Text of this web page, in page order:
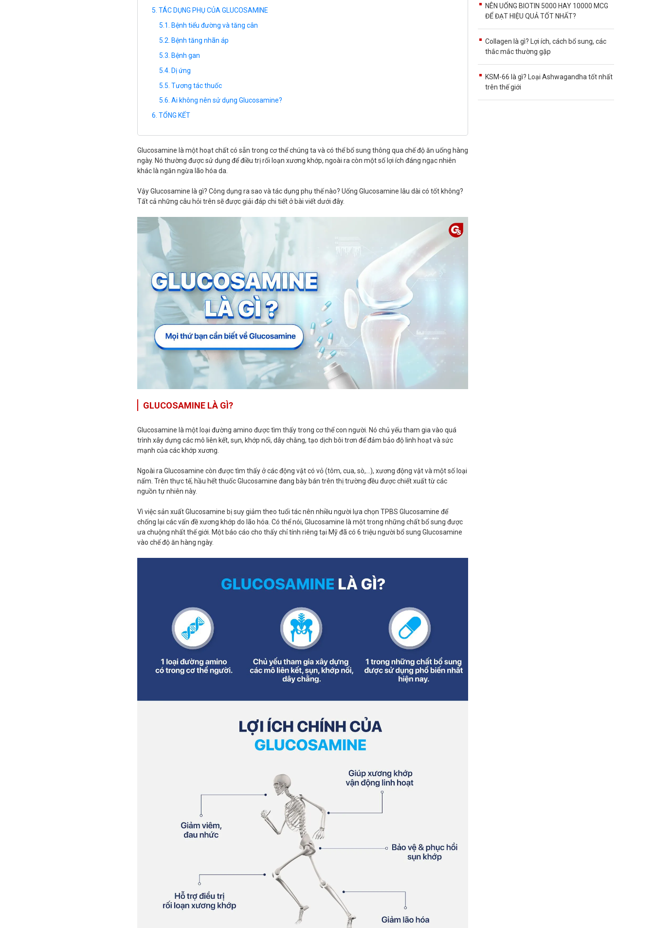
TÁC DỤNG PHỤ CỦA GLUCOSAMINE
Bệnh tiểu đường và tăng cân
Bệnh tăng nhãn áp
Bệnh gan
Dị ứng
Tương tác thuốc
Ai không nên sử dụng Glucosamine?
TỔNG KẾT
Glucosamine là một hoạt chất có sẵn trong cơ thể chúng ta và có thể bổ sung thông qua chế độ ăn uống hàng
ngày. Nó thường được sử dụng để điều trị rối loạn xương khớp, ngoài ra còn một số lợi ích đáng ngạc nhiên
khác là ngăn ngừa lão hóa da.
Vậy Glucosamine là gì? Công dụng ra sao và tác dụng phụ thế nào? Uống Glucosamine lâu dài có tốt không?
Tất cả những câu hỏi trên sẽ được giải đáp chi tiết ở bài viết dưới đây.
GLUCOSAMINE LÀ GÌ?
Glucosamine là một loại đường amino được tìm thấy trong cơ thể con người. Nó chủ yếu tham gia vào quá
trình xây dựng các mô liên kết, sụn, khớp nối, dây chằng, tạo dịch bôi trơn để đảm bảo độ linh hoạt và sức
mạnh của các khớp xương.
Ngoài ra Glucosamine còn được tìm thấy ở các động vật có vỏ (tôm, cua, sò,…), xương động vật và một số loại
nấm. Trên thực tế, hầu hết thuốc Glucosamine đang bày bán trên thị trường đều được chiết xuất từ các
nguồn tự nhiên này.
Vì việc sản xuất Glucosamine bị suy giảm theo tuổi tác nên nhiều người lựa chọn TPBS Glucosamine để
chống lại các vấn đề xương khớp do lão hóa. Có thể nói, Glucosamine là một trong những chất bổ sung được
ưa chuộng nhất thế giới. Một báo cáo cho thấy chỉ tính riêng tại Mỹ đã có 6 triệu người bổ sung Glucosamine
vào chế độ ăn hàng ngày.
NÊN UỐNG BIOTIN 5000 HAY 10000 MCG
ĐỂ ĐẠT HIỆU QUẢ TỐT NHẤT?
Collagen là gì? Lợi ích, cách bổ sung, các
thắc mắc thường gặp
KSM-66 là gì? Loại Ashwagandha tốt nhất
trên thế giới